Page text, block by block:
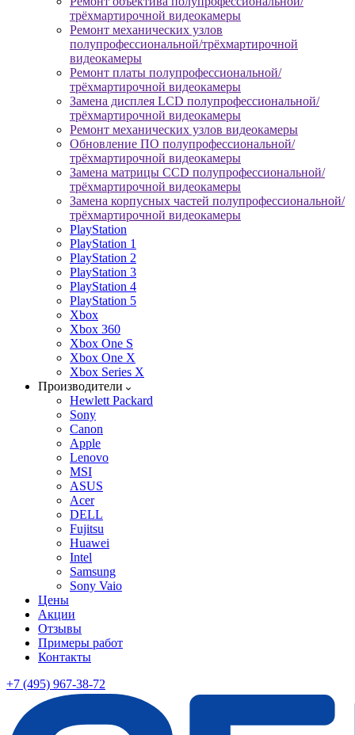
трёхмартирочной видеокамеры
Ремонт механических узлов
полупрофессиональной/трёхмартирочной
видеокамеры
Ремонт платы полупрофессиональной/
трёхмартирочной видеокамеры
Замена дисплея LCD полупрофессиональной/
трёхмартирочной видеокамеры
Ремонт механических узлов видеокамеры
Обновление ПО полупрофессиональной/
трёхмартирочной видеокамеры
Замена матрицы CCD полупрофессиональной/
трёхмартирочной видеокамеры
Замена корпусных частей полупрофессиональной/
трёхмартирочной видеокамеры
PlayStation
PlayStation 1
PlayStation 2
PlayStation 3
PlayStation 4
PlayStation 5
Xbox
Xbox 360
Xbox One S
Xbox One X
Xbox Series X
Производители
Hewlett Packard
Sony
Canon
Apple
Lenovo
MSI
ASUS
Acer
DELL
Fujitsu
Huawei
Intel
Samsung
Sony Vaio
Цены
Акции
Отзывы
Примеры работ
Контакты
+7 (495) 967-38-72